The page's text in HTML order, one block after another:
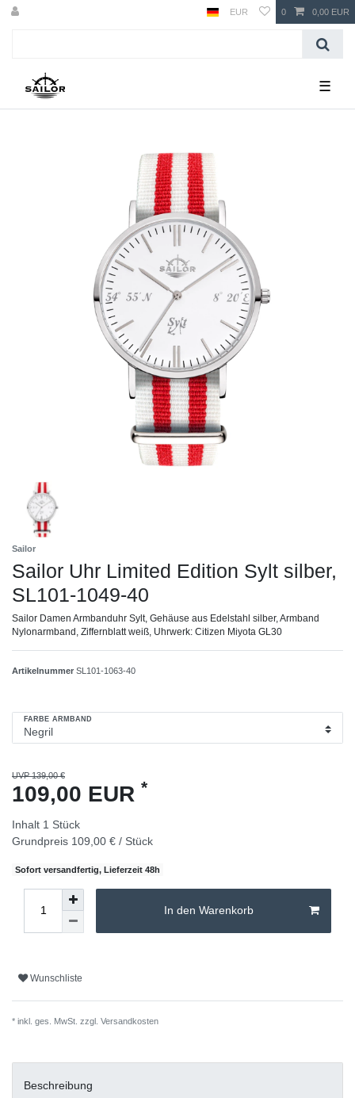
EUR 0 0,00 EUR
☰
Sailor
Sailor Uhr Limited Edition Sylt silber,
SL101-1049-40
Sailor Damen Armbanduhr Sylt, Gehäuse aus Edelstahl silber, Armband
Nylonarmband, Ziffernblatt weiß, Uhrwerk: Citizen Miyota GL30
Artikelnummer SL101-1063-40
FARBE ARMBAND
UVP 139,00 €
109,00 EUR *
Inhalt 1 Stück
Grundpreis 109,00 € / Stück
Sofort versandfertig, Lieferzeit 48h
In den Warenkorb
Wunschliste
* inkl. ges. MwSt. zzgl. Versandkosten
Beschreibung